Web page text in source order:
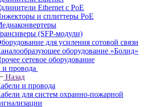
Ethernet с PoE
и сплиттеры PoE
(SFP-модули)
для усиления сотовой связи
оборудование «Болид»
сетевое оборудование
и провода
Назад
и провода
для систем охранно-пожарной